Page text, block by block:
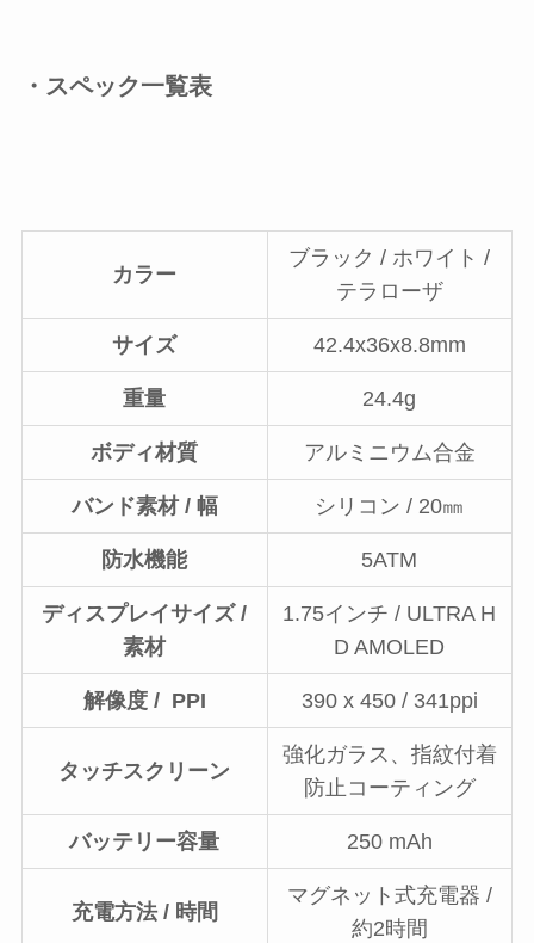
・スペック一覧表
カラー
ブラック / ホワイト /
テラローザ
サイズ 42.4x36x8.8mm
重量 24.4g
ボディ材質 アルミニウム合金
バンド素材 / 幅 シリコン / 20㎜
防水機能 5ATM
ディスプレイサイズ /
素材
1.75インチ / ULTRA H
D AMOLED
解像度 / PPI 390 x 450 / 341ppi
タッチスクリーン
強化ガラス、指紋付着
防止コーティング
バッテリー容量 250 mAh
充電方法 / 時間
マグネット式充電器 /
約2時間